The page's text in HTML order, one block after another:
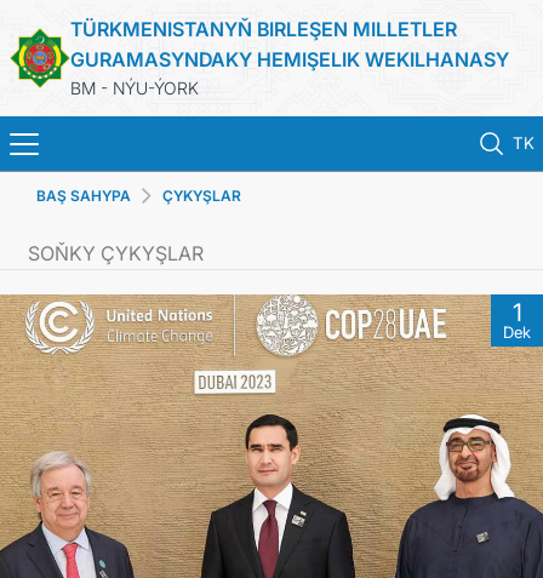
TÜRKMENISTANYŇ BIRLEŞEN MILLETLER
GURAMASYNDAKY HEMIŞELIK WEKILHANASY
BM - NÝU-ÝORK
TK
BAŞ SAHYPA
TÜRKMENISTAN
BIRLEŞEN MILLETLER GURAMASY
ILERI TUTULÝAN GARAÝYŞLAR
ÇYKYŞLAR WE RESMINAMALAR
BAŞ SAHYPA ÇYKYŞLAR
SOŇKY ÇYKYŞLAR
1
Dek